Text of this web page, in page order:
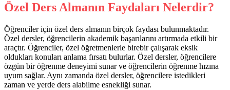
Özel Ders Almanın Faydaları Nelerdir?
Öğrenciler için özel ders almanın birçok faydası bulunmaktadır.
Özel dersler, öğrencilerin akademik başarılarını artırmada etkili bir
araçtır. Öğrenciler, özel öğretmenlerle birebir çalışarak eksik
oldukları konuları anlama fırsatı bulurlar. Özel dersler, öğrencilere
özgün bir öğrenme deneyimi sunar ve öğrencilerin öğrenme hızına
uyum sağlar. Aynı zamanda özel dersler, öğrencilere istedikleri
zaman ve yerde ders alabilme esnekliği sunar.